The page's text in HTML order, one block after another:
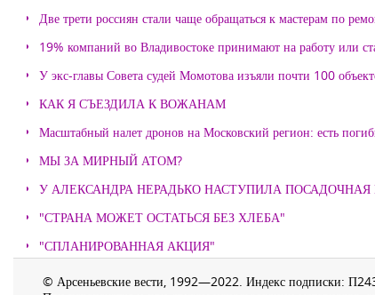
Две трети россиян стали чаще обращаться к мастерам по
19% компаний во Владивостоке принимают на работу или
У экс-главы Совета судей Момотова изъяли почти 100
КАК Я СЪЕЗДИЛА К ВОЖАНАМ
Масштабный налет дронов на Московский регион: есть
МЫ ЗА МИРНЫЙ АТОМ?
У АЛЕКСАНДРА НЕРАДЬКО НАСТУПИЛА ПОСАДОЧНАЯ
"СТРАНА МОЖЕТ ОСТАТЬСЯ БЕЗ ХЛЕБА"
"СПЛАНИРОВАННАЯ АКЦИЯ"
© Арсеньевские вести, 1992—2022. Индекс подписки: